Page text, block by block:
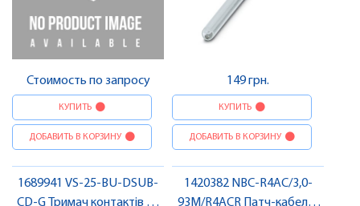
Стоимость по запросу
КУПИТЬ
ДОБАВИТЬ В КОРЗИНУ
149 грн.
КУПИТЬ
ДОБАВИТЬ В КОРЗИНУ
1689941 VS-25-BU-DSUB-
CD-G Тримач контактів D-
1420382 NBC-R4AC/3,0-
93M/R4ACR Патч-кабель ,